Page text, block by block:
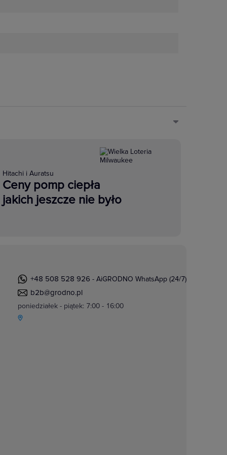
Hitachi i Auratsu
Ceny pomp ciepła
jakich jeszcze nie było
+48 508 528 926 - AiGRODNO WhatsApp (24/7)
b2b@grodno.pl
poniedziałek - piątek: 7:00 - 16:00